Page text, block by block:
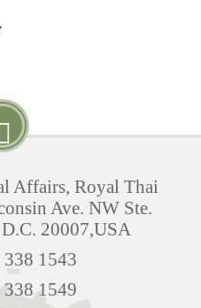
Affairs, Royal Thai
Ave. NW Ste.
20007,USA
1543
1549